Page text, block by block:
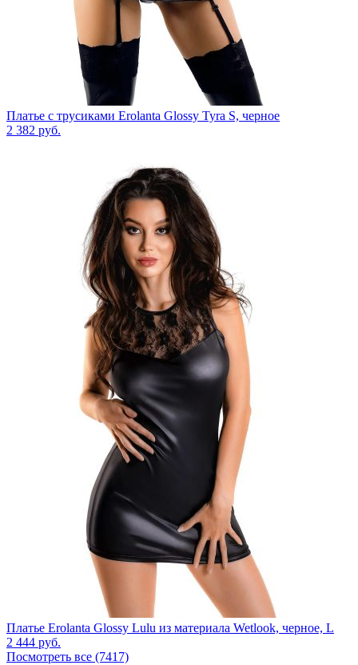
Платье с трусиками Erolanta Glossy Tyra S, черное
2 382 руб.
Платье Erolanta Glossy Lulu из материала Wetlook, черное, L
2 444 руб.
Посмотреть все (7417)